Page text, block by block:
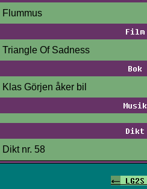
Flummus
Film
Triangle Of Sadness
Bok
Klas Görjen åker bil
Musik
Dikt
Dikt nr. 58
<- LG2S